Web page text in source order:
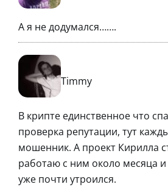
А я не додумался…….
Timmy
В крипте единственное что
проверка репутации, тут
мошенник. А проект Кирилла
работаю с ним около месяца и
уже почти утроился.